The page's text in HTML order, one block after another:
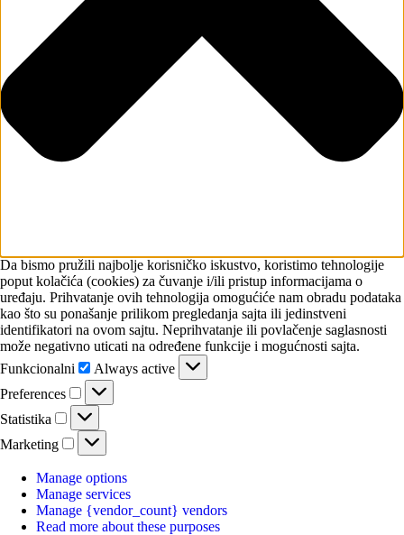
Da bismo pružili najbolje korisničko iskustvo, koristimo tehnologije
poput kolačića (cookies) za čuvanje i/ili pristup informacijama o
uređaju. Prihvatanje ovih tehnologija omogućiće nam obradu podataka
kao što su ponašanje prilikom pregledanja sajta ili jedinstveni
identifikatori na ovom sajtu. Neprihvatanje ili povlačenje saglasnosti
može negativno uticati na određene funkcije i mogućnosti sajta.
Funkcionalni
Funkcionalni
Always active
Preferences
Preferences
Statistika Statistika
Marketing Marketing
Manage options
Manage services
Manage {vendor_count} vendors
Read more about these purposes